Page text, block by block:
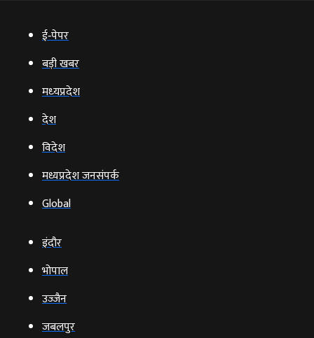
ई‑पेपर
बड़ी खबर
मध्‍यप्रदेश
देश
विदेश
मध्यप्रदेश जनसंपर्क
Global
इंदौर
भोपाल
उज्‍जैन
जबलपुर